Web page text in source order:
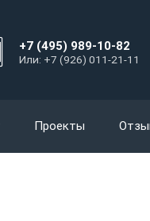
+7 (495) 989-10-82
Или: +7 (926) 011-21-11
Проекты